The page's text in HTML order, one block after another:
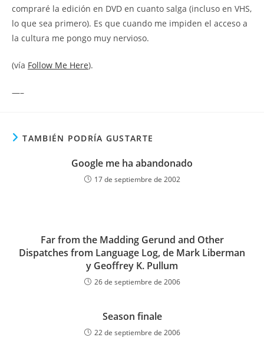
compraré la edición en DVD en cuanto salga (incluso en VHS,
lo que sea primero). Es que cuando me impiden el acceso a
la cultura me pongo muy nervioso.
(vía Follow Me Here).
—–
TAMBIÉN PODRÍA GUSTARTE
Google me ha abandonado
17 de septiembre de 2002
Far from the Madding Gerund and Other
Dispatches from Language Log, de Mark Liberman
y Geoffrey K. Pullum
26 de septiembre de 2006
Season finale
22 de septiembre de 2006